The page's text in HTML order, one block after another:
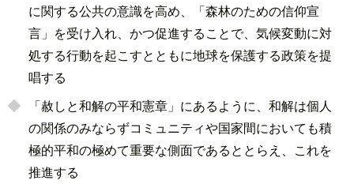
に関する公共の意識を高め、「森林のための信仰宣
言」を受け入れ、かつ促進することで、気候変動に対
処する行動を起こすとともに地球を保護する政策を提
唱する
「赦しと和解の平和憲章」にあるように、和解は個人
の関係のみならずコミュニティや国家間においても積
極的平和の極めて重要な側面であるととらえ、これを
推進する